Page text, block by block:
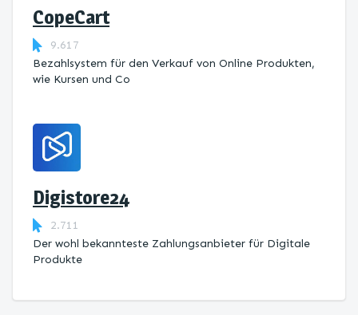
CopeCart
9.617
Bezahlsystem für den Verkauf von Online Produkten,
wie Kursen und Co
Digistore24
2.711
Der wohl bekannteste Zahlungsanbieter für Digitale
Produkte